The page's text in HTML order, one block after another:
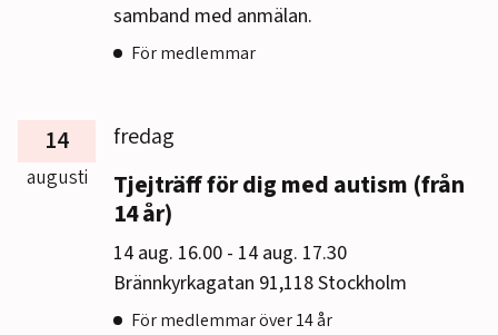
samband med anmälan.
För medlemmar
14
augusti
fredag
Tjejträff för dig med autism (från
14 år)
14 aug. 16.00 till
- 14 aug. 17.30
Brännkyrkagatan 91,118 Stockholm
För medlemmar över 14 år